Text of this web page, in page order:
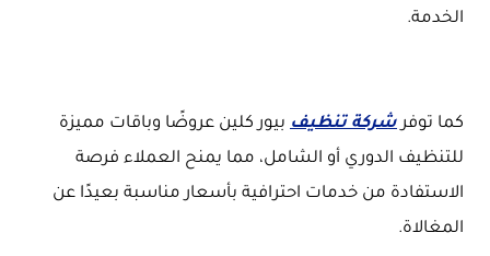
الخدمة.
كما توفرشركة تنظيف بيور كلين عروضًا وباقات مميزة
للتنظيف الدوري أو الشامل، مما يمنح العملاء فرصة
الاستفادة من خدمات احترافية بأسعار مناسبة بعيدًا عن
المغالاة.